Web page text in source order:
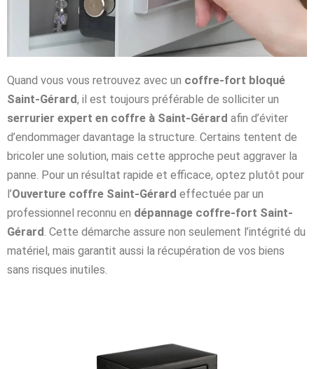
Quand vous vous retrouvez avec un coffre-fort bloqué
Saint-Gérard, il est toujours préférable de solliciter un
serrurier expert en coffre à Saint-Gérard afin d’éviter
d’endommager davantage la structure. Certains tentent de
bricoler une solution, mais cette approche peut aggraver la
panne. Pour un résultat rapide et efficace, optez plutôt pour
l’Ouverture coffre Saint-Gérard effectuée par un
professionnel reconnu en dépannage coffre-fort Saint-
Gérard. Cette démarche assure non seulement l’intégrité du
matériel, mais garantit aussi la récupération de vos biens
sans risques inutiles.